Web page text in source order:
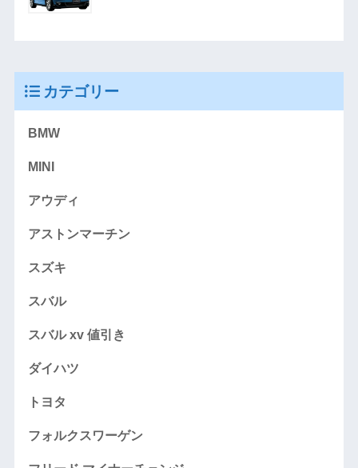
カテゴリー
BMW
MINI
アウディ
アストンマーチン
スズキ
スバル
スバル xv 値引き
ダイハツ
トヨタ
フォルクスワーゲン